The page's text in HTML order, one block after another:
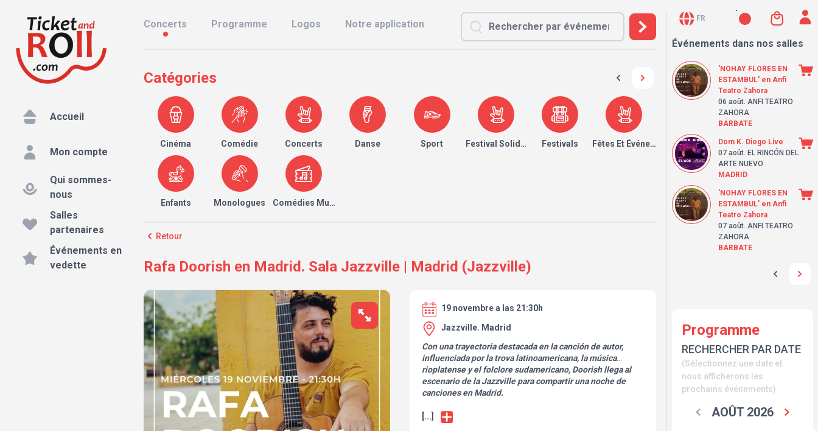
Accueil
Mon compte
Qui sommes-
nous
Salles
partenaires
Événements en
vedette
Concerts Programme Logos Notre application
Catégories
Cinéma Comédie Concerts Danse Sport Festival Solidaire Festivals Fêtes Et Événements
Enfants Monologues Comédies Musicales
Retour
Rafa Doorish en Madrid. Sala Jazzville | Madrid (Jazzville)
19 novembre a las 21:30h
Jazzville. Madrid
Con una trayectoria destacada en la canción de autor,
influenciada por la trova latinoamericana, la música
rioplatense y el folclore sudamericano, Doorish llega al
escenario de la Jazzville para compartir una noche de
canciones en Madrid.
[...]
FR
Événements dans nos salles
'NOHAY FLORES EN
ESTAMBUL' en Anfi
Teatro Zahora
06 août. ANFI TEATRO
ZAHORA
BARBATE
Dom K. Diogo Live
07 août. EL RINCÓN DEL
ARTE NUEVO
MADRID
'NOHAY FLORES EN
ESTAMBUL' en Anfi
Teatro Zahora
07 août. ANFI TEATRO
ZAHORA
BARBATE
Programme
RECHERCHER PAR DATE
(Sélectionnez une date et
nous afficherons les
prochains événements)
AOÛT 2026